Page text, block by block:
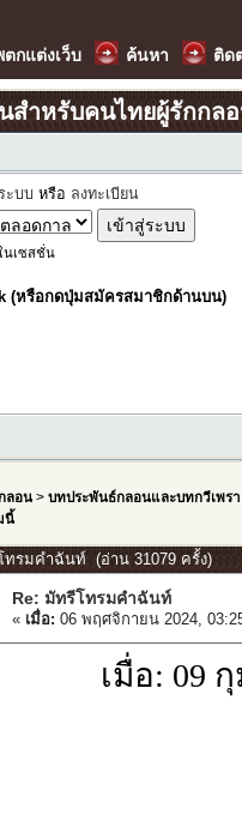
กแต่งเว็บ ค้นหา ติด
ำหรับคนไทยผู้รักกล
ะบบ หรือ ลงทะเบียน
นเซสชั่น
(หรือกดปุ่มสมัครสมาชิกด้านบน)
ลอน> บทประพันธ์กลอนและบทกวีเพรา
นี้
รมคำฉันท์ (อ่าน 31079 ครั้ง)
Re: มัทรีโทรมคำฉันท์
« เมื่อ: 06 พฤศจิกายน 2024,
เมื่อ: 09